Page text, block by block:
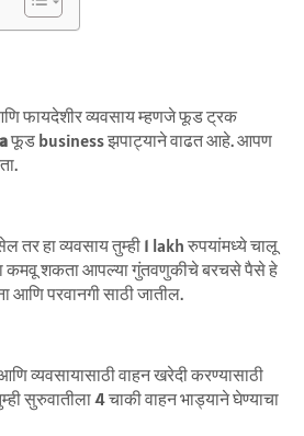
आणि फायदेशीर व्यवसाय म्हणजे फूड ट्रक
फूड business झपाट्याने वाढत आहे. आपण
तर हाव्यवसाय तुम्ही 1 lakh रुपयांमध्ये चालू
कमवू शकताआपल्या गुंतवणुकीचे बरचसे पैसे हे
आणि परवानगी साठी जातील.
व्यवसायासाठी वाहन खरेदी करण्यासाठी
सुरुवातीला 4 चाकी वाहन भाड्याने घेण्याचा